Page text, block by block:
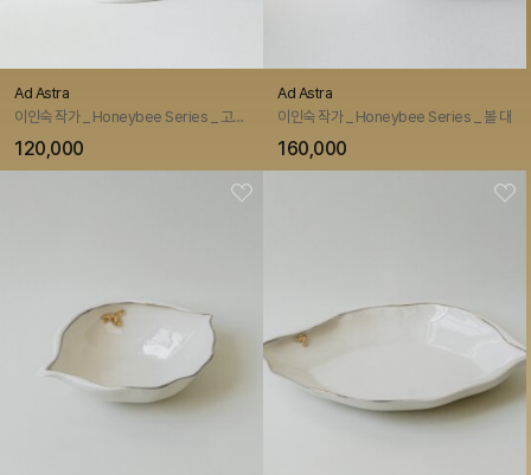
Ad Astra
이인숙 작가 _ Honeybee Series _ 고블렛 잔
120,000
Ad Astra
이인숙 작가 _ Honeybee Series _ 볼 대
160,000